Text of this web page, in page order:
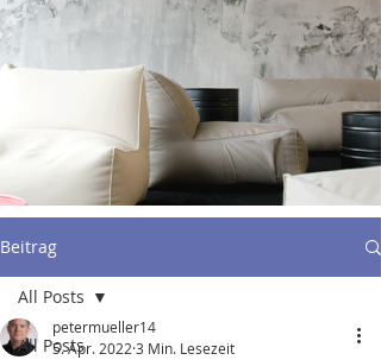
Beitrag
All Posts
All Posts
petermueller14
5. Apr. 2022 3 Min. Lesezeit